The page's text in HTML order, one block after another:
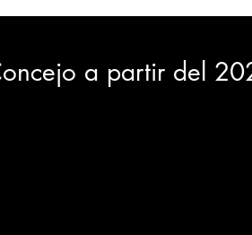
a partir del